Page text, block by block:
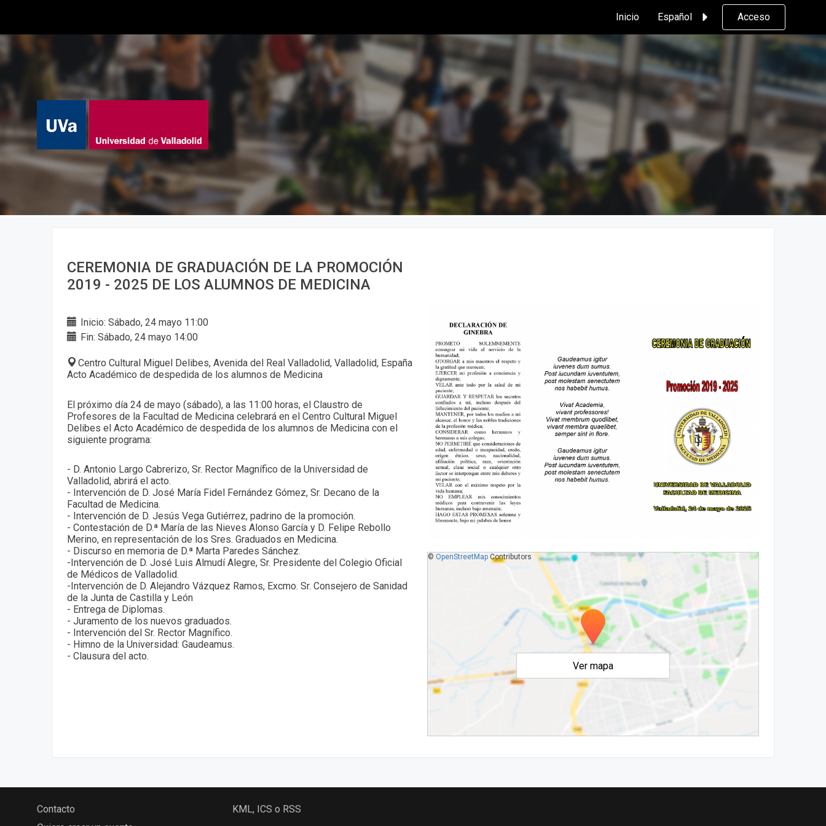
Inicio Español Acceso
CEREMONIA DE GRADUACIÓN DE LA PROMOCIÓN
2019 - 2025 DE LOS ALUMNOS DE MEDICINA
Inicio: Sábado, 24 mayo 11:00
Fin: Sábado, 24 mayo 14:00
Centro Cultural Miguel Delibes, Avenida del Real Valladolid, Valladolid, España
Acto Académico de despedida de los alumnos de Medicina
El próximo día 24 de mayo (sábado), a las 11:00 horas, el Claustro de
Profesores de la Facultad de Medicina celebrará en el Centro Cultural Miguel
Delibes el Acto Académico de despedida de los alumnos de Medicina con el
siguiente programa:
- D. Antonio Largo Cabrerizo, Sr. Rector Magnífico de la Universidad de
Valladolid, abrirá el acto.
- Intervención de D. José María Fidel Fernández Gómez, Sr. Decano de la
Facultad de Medicina.
- Intervención de D. Jesús Vega Gutiérrez, padrino de la promoción.
- Contestación de D.ª María de las Nieves Alonso García y D. Felipe Rebollo
Merino, en representación de los Sres. Graduados en Medicina.
- Discurso en memoria de D.ª Marta Paredes Sánchez.
-Intervención de D. José Luis Almudí Alegre, Sr. Presidente del Colegio Oficial
de Médicos de Valladolid.
-Intervención de D. Alejandro Vázquez Ramos, Excmo. Sr. Consejero de Sanidad
de la Junta de Castilla y León
- Entrega de Diplomas.
- Juramento de los nuevos graduados.
- Intervención del Sr. Rector Magnífico.
- Himno de la Universidad: Gaudeamus.
- Clausura del acto.
Ver mapa
© OpenStreetMapContributors
Contacto
KML, ICS o RSS